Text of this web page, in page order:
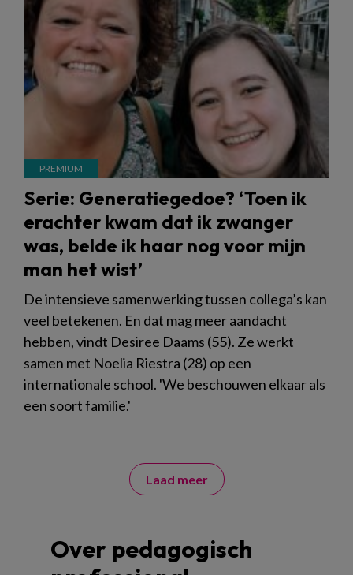
Serie: Generatiegedoe? ‘Toen ik
erachter kwam dat ik zwanger
was, belde ik haar nog voor mijn
man het wist’
De intensieve samenwerking tussen collega’s kan
veel betekenen. En dat mag meer aandacht
hebben, vindt Desiree Daams (55). Ze werkt
samen met Noelia Riestra (28) op een
internationale school. 'We beschouwen elkaar als
een soort familie.'
Laad meer
Over pedagogisch